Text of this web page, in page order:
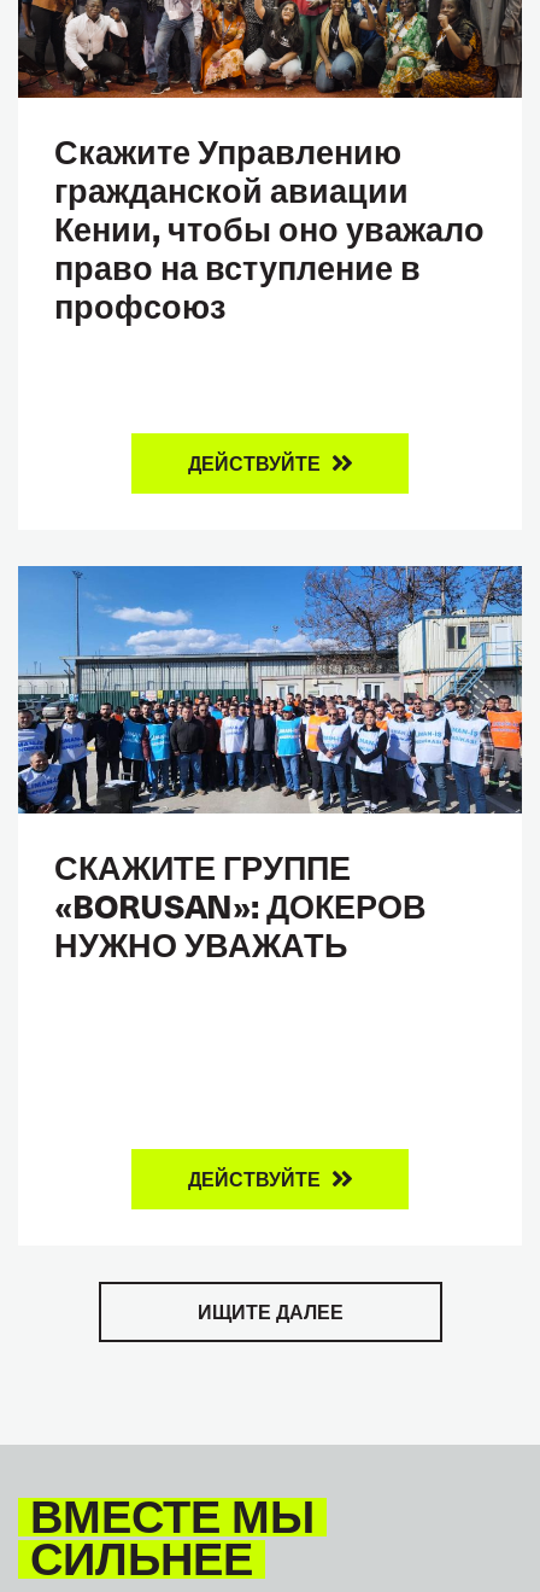
Скажите Управлению
гражданской авиации
Кении, чтобы оно уважало
право на вступление в
профсоюз
ДЕЙСТВУЙТЕ
СКАЖИТЕ ГРУППЕ
«BORUSAN»: ДОКЕРОВ
НУЖНО УВАЖАТЬ
ДЕЙСТВУЙТЕ
ИЩИТЕ ДАЛЕЕ
ВМЕСТЕ МЫ
СИЛЬНЕЕ